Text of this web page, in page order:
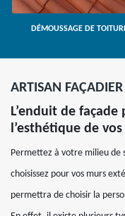
DÉMOUSSAGE DE
ARTISAN
L’enduit de
l’esthétique de
Permettez à votre milieu de
choisissez pour vos murs
permettra de choisir la